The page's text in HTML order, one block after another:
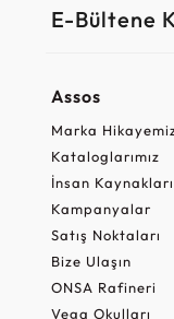
E-Bültene
Assos
Marka
Kataloglarımız
İnsan Kaynakları
Kampanyalar
Satış Noktaları
Bize Ulaşın
ONSA Rafineri
Vega Okulları